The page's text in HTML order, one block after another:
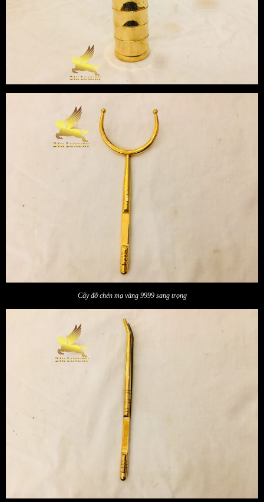
Cây đỡ chén mạ vàng 9999 sang trọng